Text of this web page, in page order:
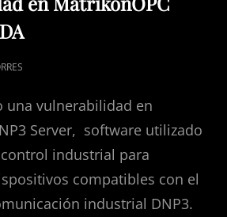
una vulnerabilidad en
Server, software utilizado
industrial para
compatibles con el
industrial DNP3.